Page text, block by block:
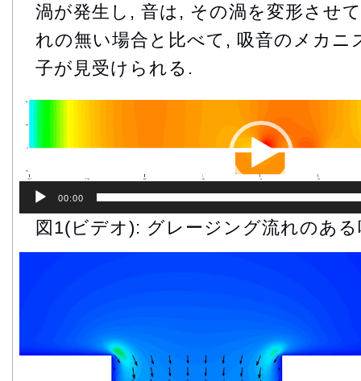
渦が発生し, 音は, その渦を変形させ
れの無い場合と比べて, 吸音のメカニ
子が見受けられる.
動
レ
ヤ
00:00
図1(ビデオ): グレージング流れのあ
ー